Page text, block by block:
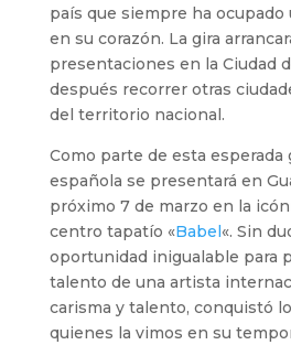
país que siempre ha ocupado
en su corazón. La gira
presentaciones en la Ciudad
después recorrer otras
del territorio nacional.
Como parte de esta esperada
española se presentará en
próximo 7 de marzo en la
centro tapatío «Babel «. Sin
oportunidad inigualable para
talento de una artista
carisma y talento, conquistó
quienes la vimos en su